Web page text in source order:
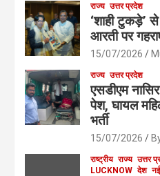
राज्य उत्तर प्रदेश
‘शाही टुकड़े’
आरती पर
15/07/2026
राज्य उत्तर प्रदेश
एसडीएम
पेश, घायल
भर्ती
15/07/2026
राष्ट्रीय राज्य उत्तर
LUCKNOW देश